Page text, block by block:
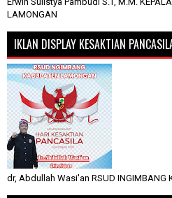
LAMONGAN
IKLAN DISPLAY KESAKTIAN
dr, Abdullah Wasi'an RSUD INGIMBANG